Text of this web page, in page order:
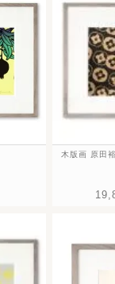
木版画 原田